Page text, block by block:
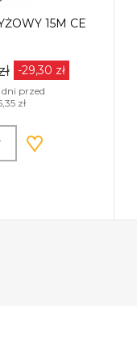
15M CE
-29,30 zł
przed
zł